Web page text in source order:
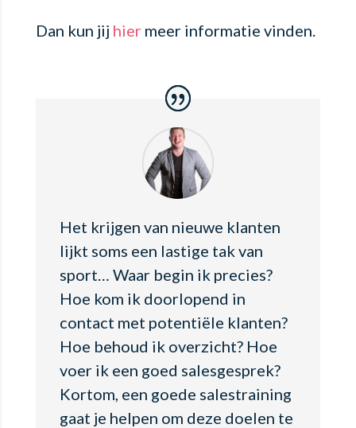
Dan kun jij hier meer informatie vinden.
Het krijgen van nieuwe klanten
lijkt soms een lastige tak van
sport… Waar begin ik precies?
Hoe kom ik doorlopend in
contact met potentiële klanten?
Hoe behoud ik overzicht? Hoe
voer ik een goed salesgesprek?
Kortom, een goede salestraining
gaat je helpen om deze doelen te